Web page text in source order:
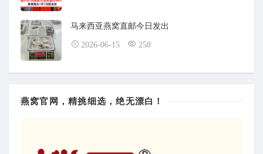
马来西亚燕窝直邮今日发出
2026-06-15 258
燕窝官网，精挑细选，绝无漂白！